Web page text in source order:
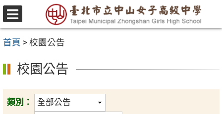
跳
至
要
內
容
區
選
單
首頁 > 校園公告
校園公告
類別：